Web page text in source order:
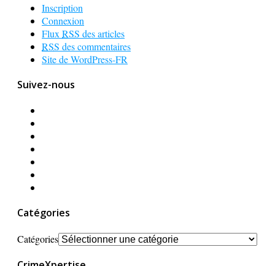
Inscription
Connexion
Flux RSS des articles
RSS des commentaires
Site de WordPress-FR
Suivez-nous
Catégories
Catégories